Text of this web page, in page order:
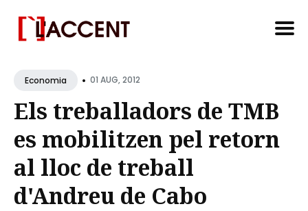
for
Blog
Economia • 01 AUG, 2012
Els treballadors de TMB
es mobilitzen pel retorn
al lloc de treball
d'Andreu de Cabo